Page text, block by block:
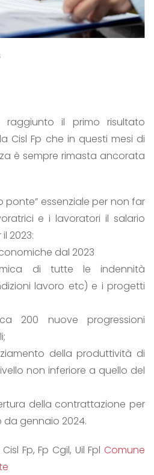
raggiunto il primo risultato
Cisl Fp che in questi mesi di
è sempre rimasta ancorata
ponte” essenziale per non far
e i lavoratori il salario
2023:
dal 2023
di tutte le indennità
lavoro etc) e i progetti
200 nuove progressioni
della produttività di
non inferiore a quello del
della contrattazione per
gennaio 2024.
Fp, Fp Cgil, Uil Fpl Comune